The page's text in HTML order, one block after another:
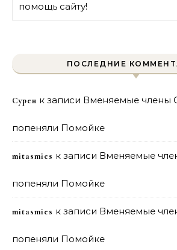
помощь сайту!
ПОСЛЕДНИЕ
Сурен к записи Вменяемые члены
попеняли Помойке
mitasmies к записи Вменяемые
попеняли Помойке
mitasmies к записи Вменяемые
попеняли Помойке